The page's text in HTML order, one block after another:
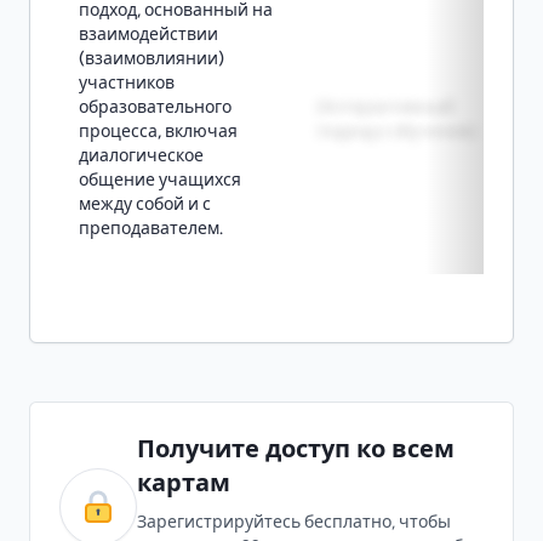
подход, основанный на
взаимодействии
(взаимовлиянии)
участников
образовательного
процесса, включая
диалогическое
общение учащихся
между собой и с
преподавателем.
Получите доступ ко всем
картам
Зарегистрируйтесь бесплатно, чтобы